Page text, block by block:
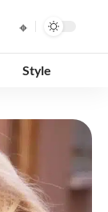
Style